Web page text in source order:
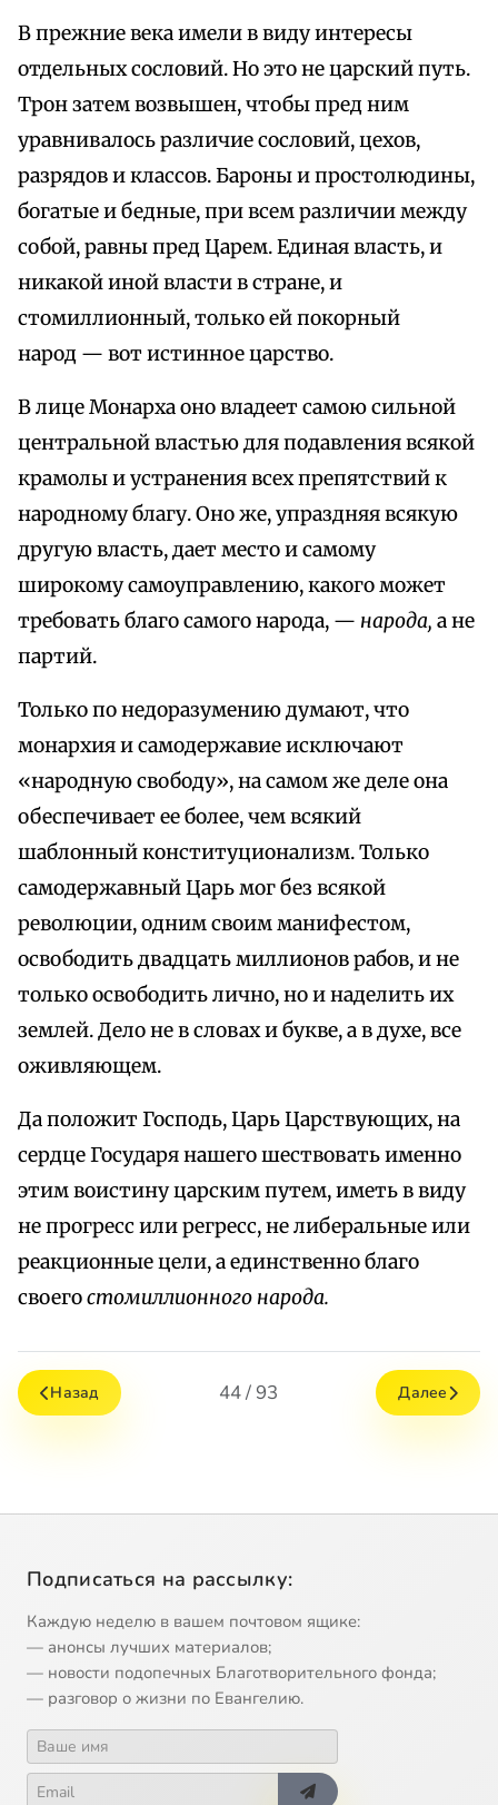
В прежние века имели в виду интересы
отдельных сословий. Но это не царский путь.
Трон затем возвышен, чтобы пред ним
уравнивалось различие сословий, цехов,
разрядов и классов. Бароны и простолюдины,
богатые и бедные, при всем различии между
собой, равны пред Царем. Единая власть, и
никакой иной власти в стране, и
стомиллионный, только ей покорный
народ — вот истинное царство.
В лице Монарха оно владеет самою сильной
центральной властью для подавления всякой
крамолы и устранения всех препятствий к
народному благу. Оно же, упраздняя всякую
другую власть, дает место и самому
широкому самоуправлению, какого может
требовать благо самого народа, — народа, а не
партий.
Только по недоразумению думают, что
монархия и самодержавие исключают
«народную свободу», на самом же деле она
обеспечивает ее более, чем всякий
шаблонный конституционализм. Только
самодержавный Царь мог без всякой
революции, одним своим манифестом,
освободить двадцать миллионов рабов, и не
только освободить лично, но и наделить их
землей. Дело не в словах и букве, а в духе, все
оживляющем.
Да положит Господь, Царь Царствующих, на
сердце Государя нашего шествовать именно
этим воистину царским путем, иметь в виду
не прогресс или регресс, не либеральные или
реакционные цели, а единственно благо
своегостомиллионного народа.
Назад 44 / 93 Далее
Подписаться на рассылку:
Каждую неделю в вашем почтовом ящике:
— анонсы лучших материалов;
— новости подопечных Благотворительного фонда;
— разговор о жизни по Евангелию.